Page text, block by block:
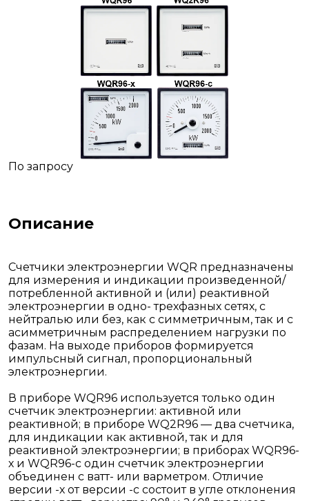
По запросу
Описание
Счетчики электроэнергии WQR предназначены
для измерения и индикации произведенной/
потребленной активной и (или) реактивной
электроэнергии в одно- трехфазных сетях, с
нейтралью или без, как с симметричным, так и с
асимметричным распределением нагрузки по
фазам. На выходе приборов формируется
импульсный сигнал, пропорциональный
электроэнергии.
В приборе WQR96 используется только один
счетчик электроэнергии: активной или
реактивной; в приборе WQ2R96 — два счетчика,
для индикации как активной, так и для
реактивной электроэнергии; в приборах WQR96-
х и WQR96-с один счетчик электроэнергии
объединен с ватт- или варметром. Отличие
версии -х от версии -с состоит в угле отклонения